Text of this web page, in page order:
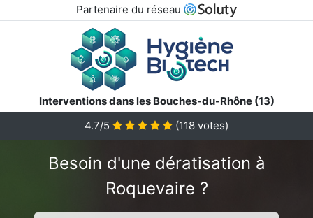
Partenaire du réseau
Interventions dans les Bouches-du-Rhône (13)
4.7/5 (118 votes)
Besoin d'une dératisation à
Roquevaire ?